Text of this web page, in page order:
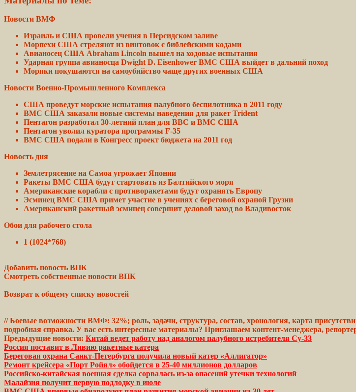
Новости ВМФ
Израиль и США провели учения в Персидском заливе
Морпехи США стреляют из винтовок с библейскими кодами
Авианосец США Abraham Lincoln вышел на ходовые испытания
Ударная группа авианосца Dwight D. Eisenhower ВМС США выйдет в дальний поход
Моряки покушаются на самоубийство чаще других военных США
Новости Военно-Промышленного Комплекса
США проведут морские испытания палубного беспилотника в 2011 году
ВМС США заказали новые системы наведения для ракет Trident
Пентагон разработал 30-летний план для ВВС и ВМС США
Пентагон уволил куратора программы F-35
ВМС США подали в Конгресс проект бюджета на 2011 год
Новость дня
Землетрясение на Самоа угрожает Японии
Ракеты ВМС США будут стартовать из Балтийского моря
Американские корабли с противоракетами будут охранять Европу
Эсминец ВМС США примет участие в учениях с береговой охраной Грузии
Американский ракетный эсминец совершит деловой заход во Владивосток
Обои для рабочего стола
1 (1024*768)
Добавить новость ВПК
Смотреть собственные новости ВПК
Возврат к общему списку новостей
//Боевые возможности ВМФ: 32%; роль, задачи, структура, состав, хронология, карта
подробная справка. У вас есть интересные материалы? Приглашаем контент-менеджера,
Предыдущие новости: Китай ведет работу над аналогом палубного истребителя Су-33
Россия поставит в Ливию ракетные катера
Береговая охрана Санкт-Петербурга получила новый катер «Аллигатор»
Ремонт крейсера «Порт Ройял» обойдется в 25-40 миллионов долларов
Российско-китайская военная сделка сорвалась из-за опасений утечки технологий
Малайзия получит первую подлодку в июле